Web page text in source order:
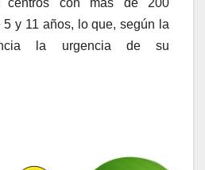
con más de 200
y 11 años, lo que, según la
la urgencia de su